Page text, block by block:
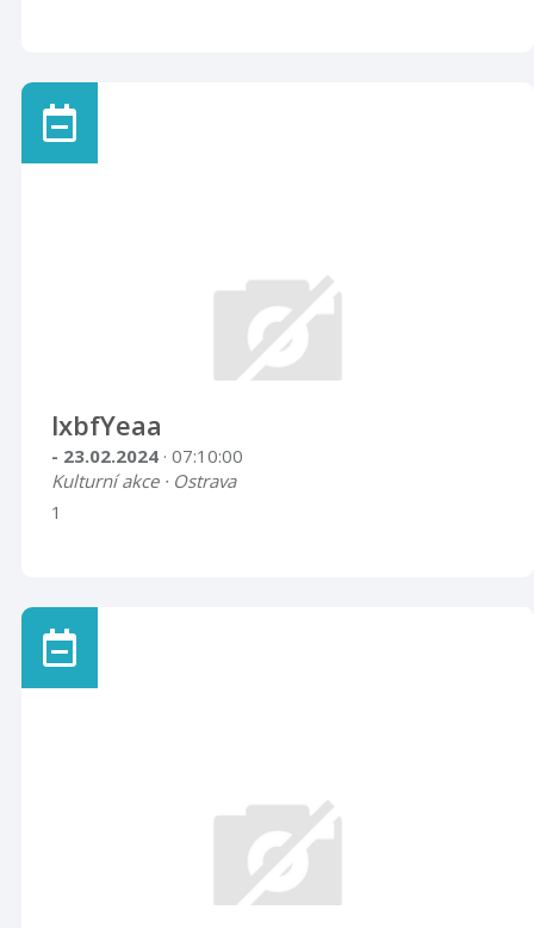
lxbfYeaa
- 23.02.2024 · 07:10:00
Kulturní akce · Ostrava
1